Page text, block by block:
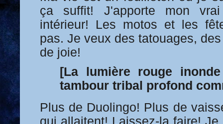
ça suffit! J'apporte mon
intérieur! Les motos et les
pas. Je veux des tatouages,
de joie!
[La lumière rouge
tambour tribal profond
Plus de Duolingo! Plus de
qui allaitent! Laissez-la faire! Je